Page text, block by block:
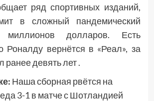
ряд спортивных изданий,
в сложный пандемический
долларов. Есть
Роналду вернётся в «Реал», за
ранее девять лет .
Наша сборная рвётся на
3-1 в матче с Шотландией